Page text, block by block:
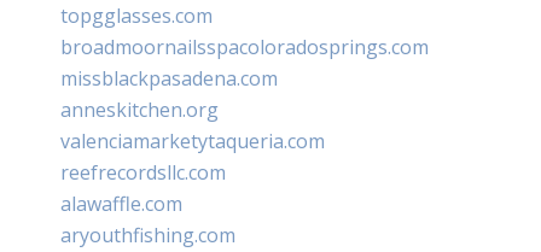
topgglasses.com
broadmoornailsspacoloradosprings.com
missblackpasadena.com
anneskitchen.org
valenciamarketytaqueria.com
reefrecordsllc.com
alawaffle.com
aryouthfishing.com